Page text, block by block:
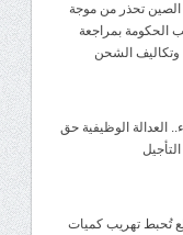
تحذر من موجة
الحكومة بمراجعة
وتكاليف الشحن
العدالة الوظيفية حق
تُحبط تهريب كميات